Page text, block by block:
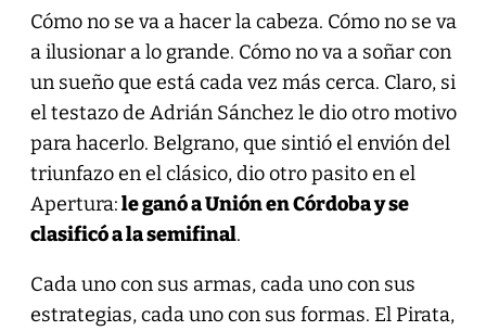
Cómo no se va a hacer la cabeza. Cómo no se va
a ilusionar a lo grande. Cómo no va a soñar con
un sueño que está cada vez más cerca. Claro, si
el testazo de Adrián Sánchez le dio otro motivo
para hacerlo. Belgrano, que sintió el envión del
triunfazo en el clásico, dio otro pasito en el
Apertura:le ganó a Unión en Córdoba y se
clasificó a la semifinal.
Cada uno con sus armas, cada uno con sus
estrategias, cada uno con sus formas. El Pirata,